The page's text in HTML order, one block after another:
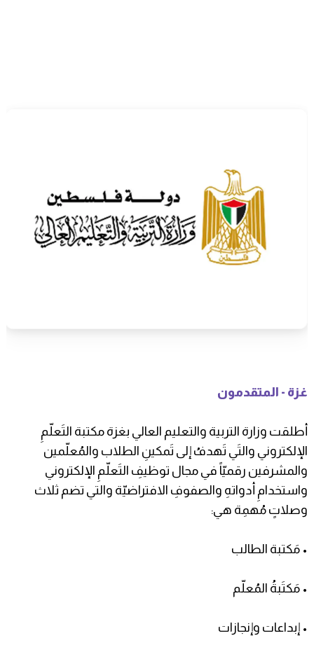
غزة - المتقدمون
أطلقت وزارة التربية والتعليم العالي بغزة مكتبة التَعلّمِ
الإلكتروني والتَي تَهدفُ إلى تَمكينِ الطلاب والمُعلّمين
والمشرفين رقميّاً في مجال توظيفِ التَعلّمِ الإلكتروني
واستخدامِ أدواتهِ والصفوفِ الافتراضيّة والتي تضم ثلاث
وصلاتٍ مُهمِة هي:
• مَكتبة الطالب
• مَكتَبةُ المُعلّم
• إبداعات وإنجازات